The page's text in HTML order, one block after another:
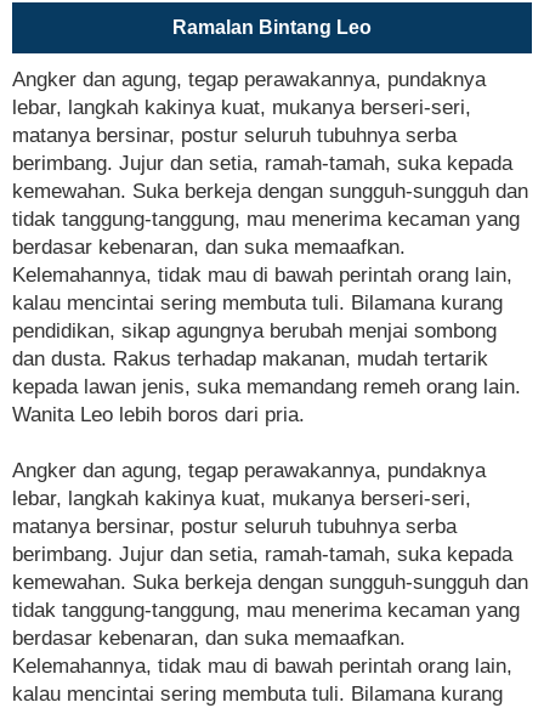
Ramalan Bintang Leo
Angker dan agung, tegap perawakannya, pundaknya
lebar, langkah kakinya kuat, mukanya berseri-seri,
matanya bersinar, postur seluruh tubuhnya serba
berimbang. Jujur dan setia, ramah-tamah, suka kepada
kemewahan. Suka berkeja dengan sungguh-sungguh dan
tidak tanggung-tanggung, mau menerima kecaman yang
berdasar kebenaran, dan suka memaafkan.
Kelemahannya, tidak mau di bawah perintah orang lain,
kalau mencintai sering membuta tuli. Bilamana kurang
pendidikan, sikap agungnya berubah menjai sombong
dan dusta. Rakus terhadap makanan, mudah tertarik
kepada lawan jenis, suka memandang remeh orang lain.
Wanita Leo lebih boros dari pria.
Angker dan agung, tegap perawakannya, pundaknya
lebar, langkah kakinya kuat, mukanya berseri-seri,
matanya bersinar, postur seluruh tubuhnya serba
berimbang. Jujur dan setia, ramah-tamah, suka kepada
kemewahan. Suka berkeja dengan sungguh-sungguh dan
tidak tanggung-tanggung, mau menerima kecaman yang
berdasar kebenaran, dan suka memaafkan.
Kelemahannya, tidak mau di bawah perintah orang lain,
kalau mencintai sering membuta tuli. Bilamana kurang